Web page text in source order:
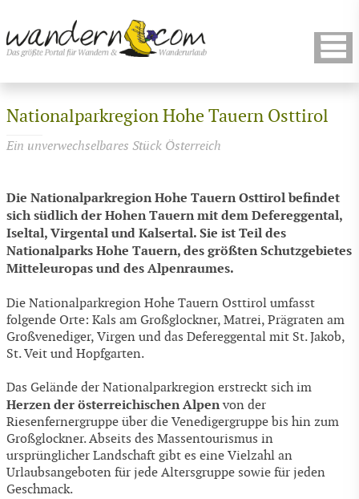
Nationalparkregion Hohe Tauern Osttirol
Ein unverwechselbares Stück Österreich
Die Nationalparkregion Hohe Tauern Osttirol befindet
sich südlich der Hohen Tauern mit dem Defereggental,
Iseltal, Virgental und Kalsertal. Sie ist Teil des
Nationalparks Hohe Tauern, des größten Schutzgebietes
Mitteleuropas und des Alpenraumes.
Die Nationalparkregion Hohe Tauern Osttirol umfasst
folgende Orte: Kals am Großglockner, Matrei, Prägraten am
Großvenediger, Virgen und das Defereggental mit St. Jakob,
St. Veit und Hopfgarten.
Das Gelände der Nationalparkregion erstreckt sich im
Herzen der österreichischen Alpenvon der
Riesenfernergruppe über die Venedigergruppe bis hin zum
Großglockner. Abseits des Massentourismus in
ursprünglicher Landschaft gibt es eine Vielzahl an
Urlaubsangeboten für jede Altersgruppe sowie für jeden
Geschmack.